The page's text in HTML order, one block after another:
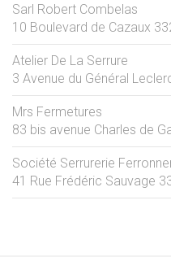
Sarl Robert Combelas
10 Boulevard de Cazaux
Atelier De La Serrure
3 Avenue du Général
Mrs Fermetures
83 bis avenue Charles de
Société Serrurerie
41 Rue Frédéric Sauvage